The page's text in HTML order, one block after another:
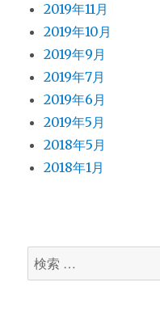
2019年11月
2019年10月
2019年9月
2019年7月
2019年6月
2019年5月
2018年5月
2018年1月
検
索